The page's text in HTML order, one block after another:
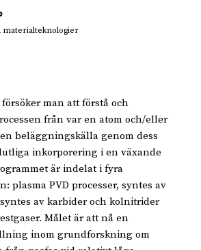
materialteknologier
man att förstå och
från var en atom och/eller
beläggningskälla genom dess
inkorporering i en växande
är indelat i fyra
plasma PVD processer, syntes av
av karbider och kolnitrider
Målet är att nå en
inom grundforskning om